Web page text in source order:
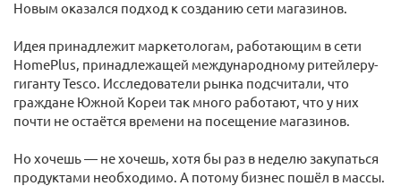
Новым оказался подход к созданию сети магазинов.
Идея принадлежит маркетологам, работающим в сети
HomePlus, принадлежащей международному ритейлеру-
гиганту Tesco. Исследователи рынка подсчитали, что
граждане Южной Кореи так много работают, что у них
почти не остаётся времени на посещение магазинов.
Но хочешь — не хочешь, хотя бы раз в неделю закупаться
продуктами необходимо. А потому бизнес пошёл в массы.